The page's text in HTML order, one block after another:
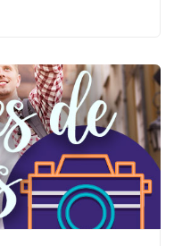
en esquinas. Canes
torre-espadaña, situada
cada uno, los
parece románica,
parcialmente